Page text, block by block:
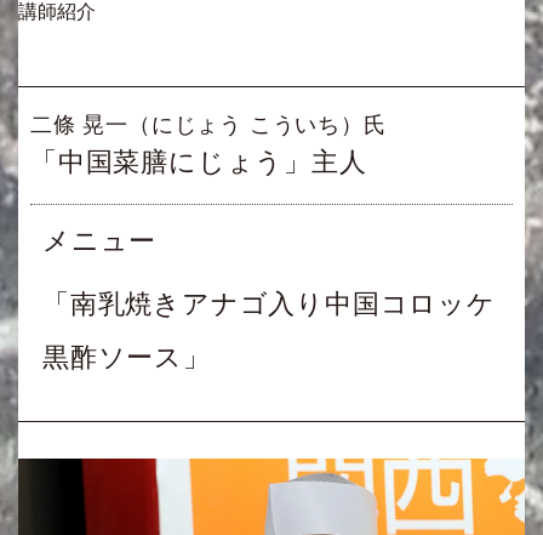
講師紹介
二條 晃一（にじょう こういち）氏
「中国菜膳にじょう」主人
メニュー
「南乳焼きアナゴ入り中国コロッケ
黒酢ソース」